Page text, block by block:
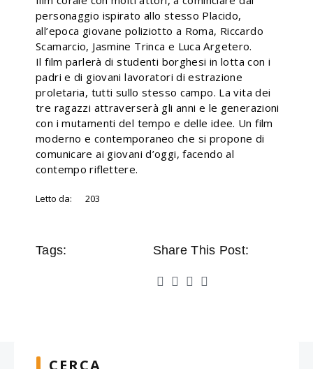
personaggio ispirato allo stesso Placido,
all’epoca giovane poliziotto a Roma, Riccardo
Scamarcio, Jasmine Trinca e Luca Argetero.
Il film parlerà di studenti borghesi in lotta con i
padri e di giovani lavoratori di estrazione
proletaria, tutti sullo stesso campo. La vita dei
tre ragazzi attraverserà gli anni e le generazioni
con i mutamenti del tempo e delle idee. Un film
moderno e contemporaneo che si propone di
comunicare ai giovani d’oggi, facendo al
contempo riflettere.
Letto da: 203
Tags: Share This Post:
CERCA